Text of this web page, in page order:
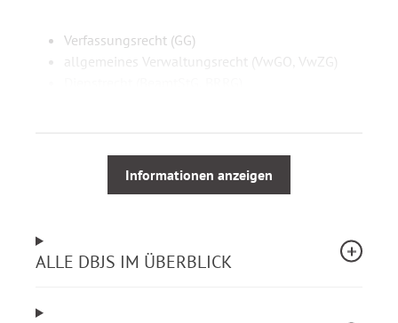
Verfassungsrecht (GG)
allgemeines Verwaltungsrecht (VwGO, VwZG)
Staatsrecht (u. a. BWahlG, BVerfGG)
Verfassungsrecht Hamburg (u. a. Hamburgische
Informationen anzeigen
ALLE DBJS IM ÜBERBLICK